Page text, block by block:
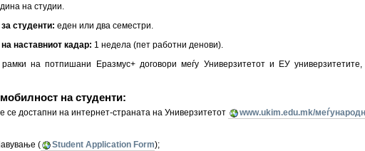
на студии.
студенти: еден или два семестри.
наставниот кадар: 1 недела (пет работни денови).
на потпишани Еразмус+ договори меѓу Универзитетот и ЕУ
на студенти:
достапни на интернет-страната на Универзитетот www.ukim.edu.mk/
(
Student Application Form);